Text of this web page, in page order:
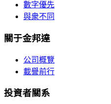
數字優先
與衆不同
關于金邦達
公司概覽
載譽前行
投資者關系